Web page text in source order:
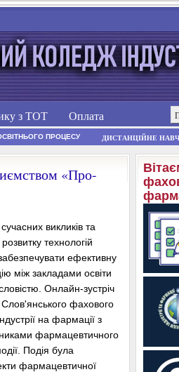
з ТОТ Оплата
ПРОЦЕСУ ДИСТАНЦІЙНЕ
«Про-
викликів та
технологій
ефективну
між закладами освіти
Онлайн-зустріч
Слов'янського фахового
на фармації з
фармацевтичного
Подія була
фармацевтичної